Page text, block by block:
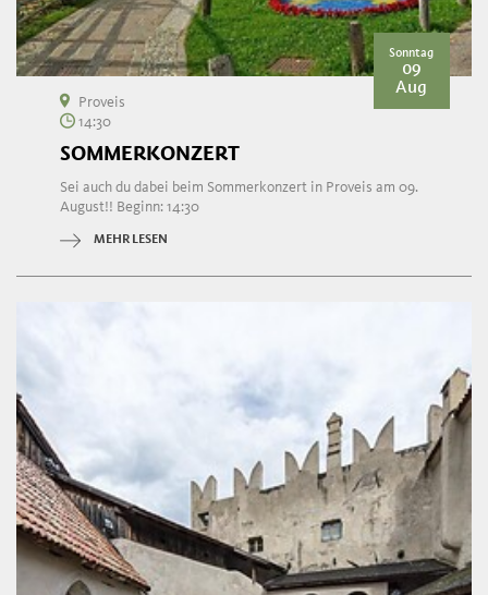
Sonntag
09
Aug
Proveis
14:30
SOMMERKONZERT
Sei auch du dabei beim Sommerkonzert in Proveis am 09.
August!! Beginn: 14:30
MEHR LESEN